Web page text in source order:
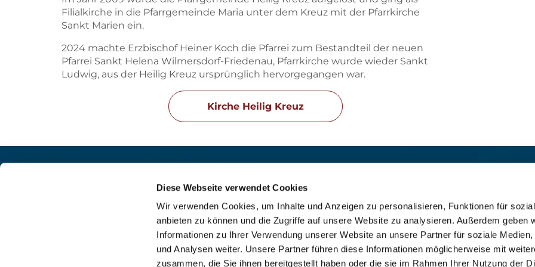
Diese Webseite verwendet Cookies
Wir verwenden Cookies, um Inhalte und Anzeigen zu personalisieren, Funktionen für
anbieten zu können und die Zugriffe auf unsere Website zu analysieren. Außerdem geben
Informationen zu Ihrer Verwendung unserer Website an unsere Partner für soziale Medien,
und Analysen weiter. Unsere Partner führen diese Informationen möglicherweise mit
zusammen, die Sie ihnen bereitgestellt haben oder die sie im Rahmen Ihrer Nutzung der
Filialkirche in die Pfarrgemeinde Maria unter dem Kreuz mit der Pfarrkirche
Sankt Marien ein.
2024 machte Erzbischof Heiner Koch die Pfarrei zum Bestandteil der neuen
Pfarrei Sankt Helena Wilmersdorf-Friedenau, Pfarrkirche wurde wieder Sankt
Ludwig, aus der Heilig Kreuz ursprünglich hervorgegangen war.
Kirche Heilig Kreuz
 +49 30 8859 590
 pfarrbuero@sankthelena.de
 webteam@sankthelena.de
 Heilig Kreuz:
Mo-So 8-18 Uhr